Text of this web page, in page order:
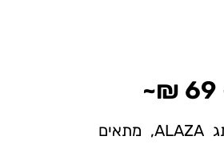
ALAZA, מתאים